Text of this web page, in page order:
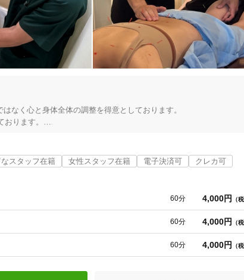
なく心と身体全体の調整を得意としております。
ります。
高校、大阪医科薬科大学キャンパスの前にあります。詳しくは、ホ
たは沢良木下車スグ。
スタッフ在籍 女性スタッフ在籍 電子決済可
クレカ可
60分 4,000円 （
60分 4,000円 （
60分 4,000円 （